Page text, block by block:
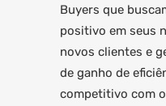
Buyers que
positivo em seus
novos clientes e
de ganho de
competitivo com